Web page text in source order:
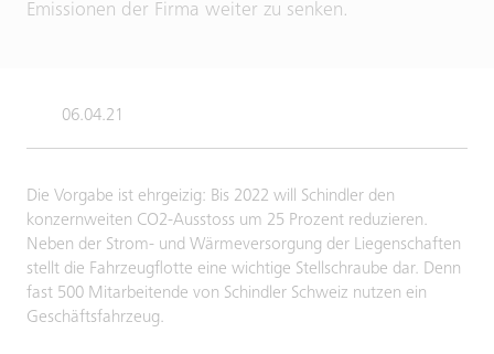
Emissionen der Firma weiter zu senken.
06.04.21
Die Vorgabe ist ehrgeizig: Bis 2022 will Schindler den
konzernweiten CO2-Ausstoss um 25 Prozent reduzieren.
Neben der Strom- und Wärmeversorgung der Liegenschaften
stellt die Fahrzeugflotte eine wichtige Stellschraube dar. Denn
fast 500 Mitarbeitende von Schindler Schweiz nutzen ein
Geschäftsfahrzeug.